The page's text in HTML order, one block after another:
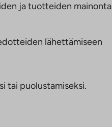
ja tuotteiden
lähettämiseen
tai puolustamiseksi.